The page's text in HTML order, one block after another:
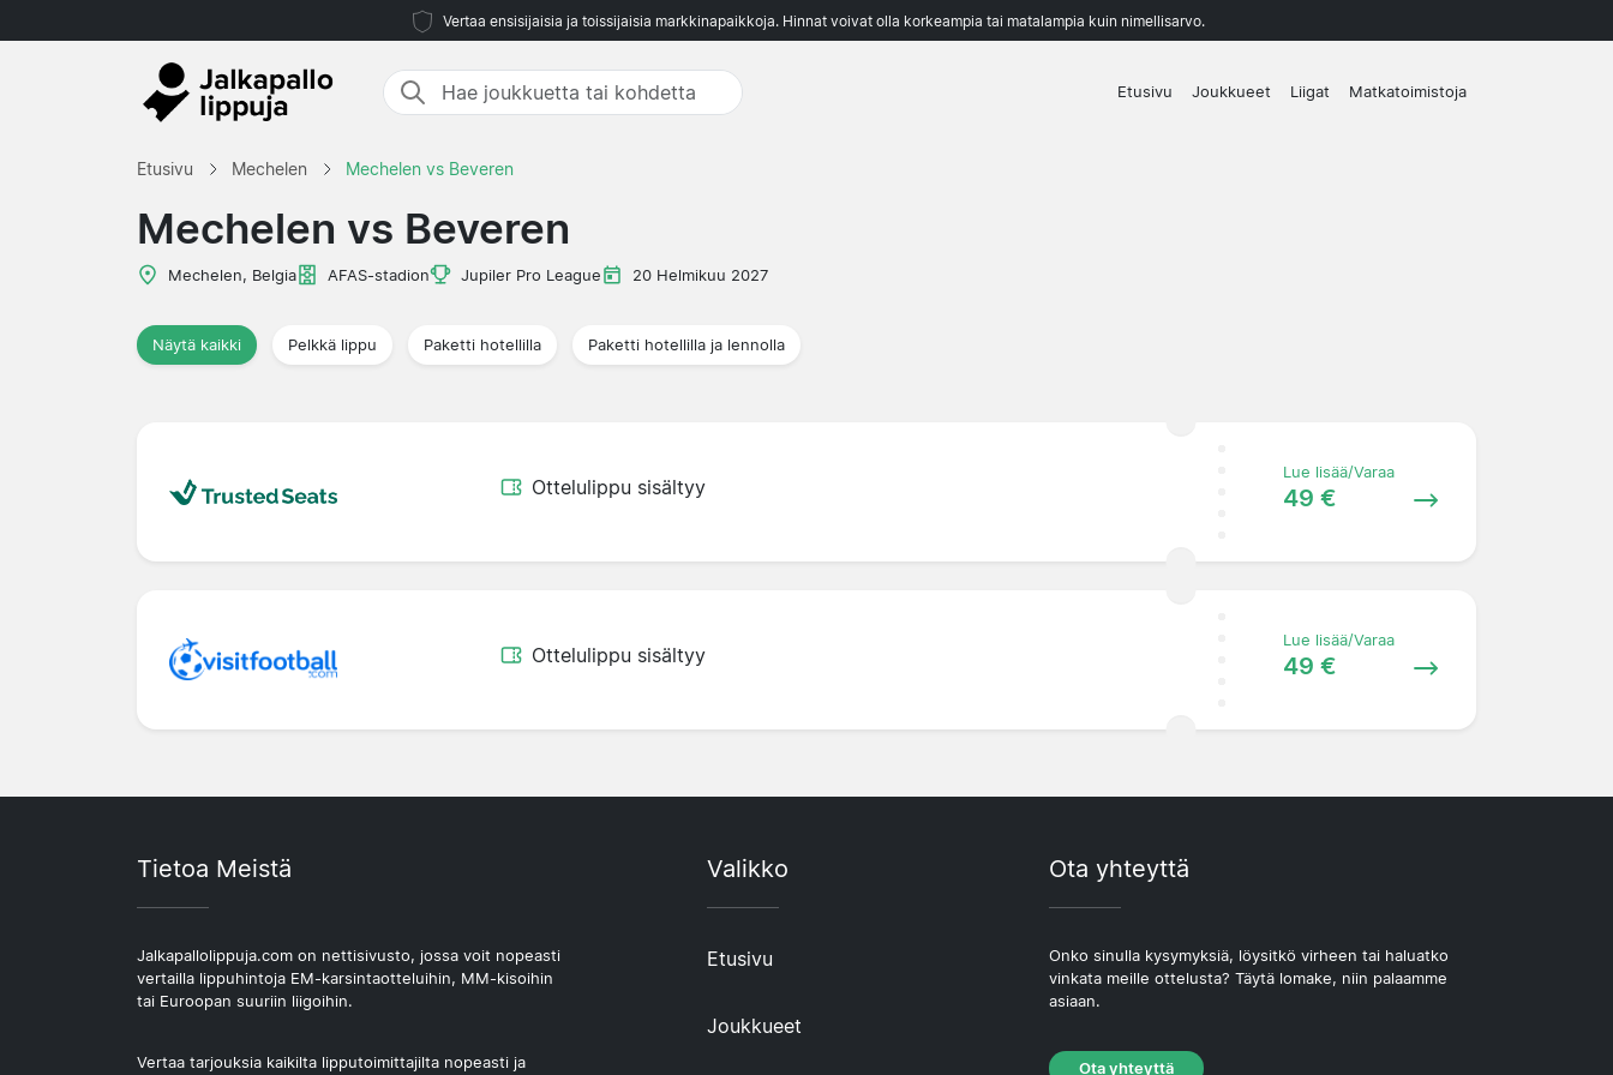
Vertaa ensisijaisia ja toissijaisia markkinapaikkoja. Hinnat voivat olla korkeampia tai matalampia kuin nimellisarvo.
Etusivu Joukkueet Liigat Matkatoimistoja
Etusivu Mechelen Mechelen vs Beveren
Mechelen vs Beveren
Mechelen, Belgia AFAS-stadion Jupiler Pro League 20 Helmikuu 2027
Näytä kaikki Pelkkä lippu Paketti hotellilla Paketti hotellilla ja lennolla
Ottelulippu sisältyy
Lue lisää/Varaa
49 €
Ottelulippu sisältyy
Lue lisää/Varaa
49 €
Tietoa Meistä
Jalkapallolippuja.com on nettisivusto, jossa voit nopeasti
vertailla lippuhintoja EM-karsintaotteluihin, MM-kisoihin
tai Euroopan suuriin liigoihin.
Vertaa tarjouksia kaikilta lipputoimittajilta nopeasti ja
Valikko
Etusivu
Joukkueet
Ota yhteyttä
Onko sinulla kysymyksiä, löysitkö virheen tai haluatko
vinkata meille ottelusta? Täytä lomake, niin palaamme
asiaan.
Ota yhteyttä